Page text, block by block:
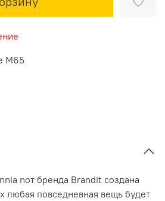
М65
nот бренда Brandit создана
любая повседневная вещь будет